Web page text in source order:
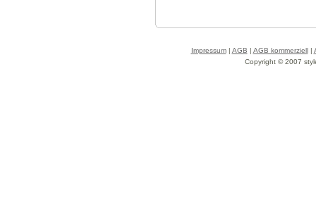
Impressum| AGB | AGB kommerziell|
Copyright © 2007